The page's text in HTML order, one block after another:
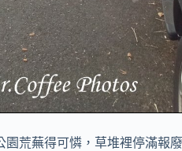
荒蕪得可憐，草堆裡停滿報